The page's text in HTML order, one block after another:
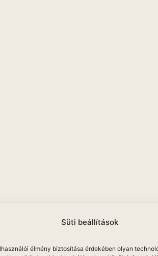
Süti beállítások
élmény biztosítása érdekében olyan